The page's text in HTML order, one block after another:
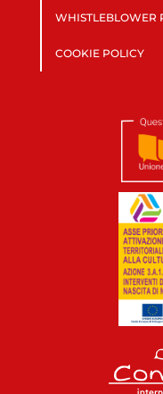
WHISTLEBLOWER
COOKIE POLICY